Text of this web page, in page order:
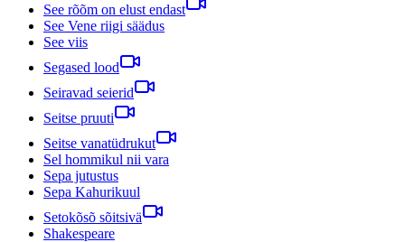
See rõõm on elust endast
See Vene riigi säädus
See viis
Segased lood
Seiravad seierid
Seitse pruuti
Seitse vanatüdrukut
Sel hommikul nii vara
Sepa jutustus
Sepa Kahurikuul
Setokõsõ sõitsivä
Shakespeare